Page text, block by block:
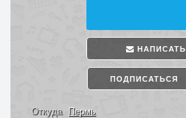
НАПИСАТЬ
ПОДПИСАТЬСЯ
Откуда Пермь